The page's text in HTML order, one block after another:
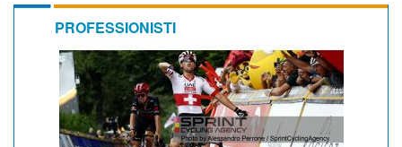
PROFESSIONISTI